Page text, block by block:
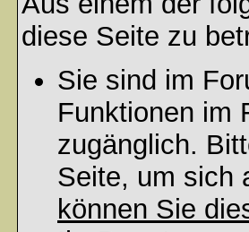
diese Seite zu
Sie sind im
Funktionen im
zugänglich.
Seite, um sich
können Sie